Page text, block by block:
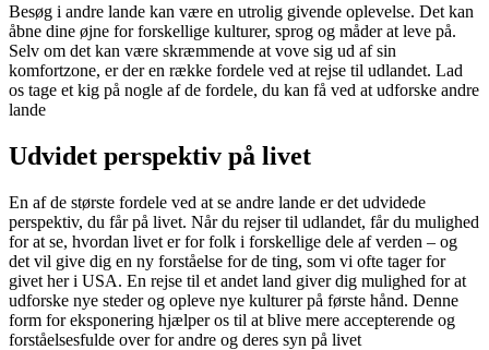
Besøg i andre lande kan være en utrolig givende oplevelse. Det kan
åbne dine øjne for forskellige kulturer, sprog og måder at leve på.
Selv om det kan være skræmmende at vove sig ud af sin
komfortzone, er der en række fordele ved at rejse til udlandet. Lad
os tage et kig på nogle af de fordele, du kan få ved at udforske andre
lande
Udvidet perspektiv på livet
En af de største fordele ved at se andre lande er det udvidede
perspektiv, du får på livet. Når du rejser til udlandet, får du mulighed
for at se, hvordan livet er for folk i forskellige dele af verden – og
det vil give dig en ny forståelse for de ting, som vi ofte tager for
givet her i USA. En rejse til et andet land giver dig mulighed for at
udforske nye steder og opleve nye kulturer på første hånd. Denne
form for eksponering hjælper os til at blive mere accepterende og
forståelsesfulde over for andre og deres syn på livet